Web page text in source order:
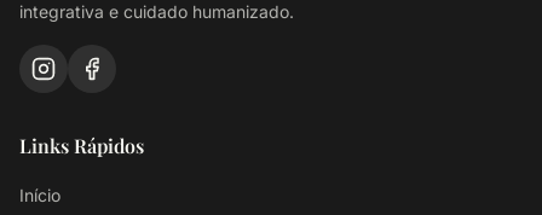
integrativa e cuidado humanizado.
Links Rápidos
Início